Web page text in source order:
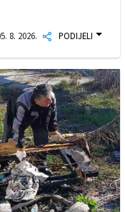
8. 2026. PODIJELI